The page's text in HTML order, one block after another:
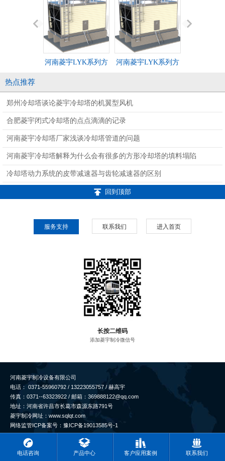
河南菱宇LYK系列方 河南菱宇LYK系列方
热点推荐
郑州冷却塔谈论菱宇冷却塔的机翼型风机
合肥菱宇闭式冷却塔的点点滴滴的记录
河南菱宇冷却塔厂家浅谈冷却塔管道的问题
河南菱宇冷却塔解释为什么会有很多的方形冷却塔的填料塌陷
冷却塔动力系统的皮带减速器与齿轮减速器的区别
回到顶部
服务支持 联系我们 进入首页
长按二维码
添加菱宇制冷微信号
河南菱宇制冷设备有限公司
电话： 0371-55960792 / 13223055757 / 赫高宇
传真：0371--63323922 / 邮箱：369888122@qq.com
地址：河南省许昌市长葛市森源东路791号
菱宇制冷网址：www.sqlqt.com
网络监管ICP备案号：豫ICP备19013585号-1
电话咨询 产品中心 客户应用案例 联系我们